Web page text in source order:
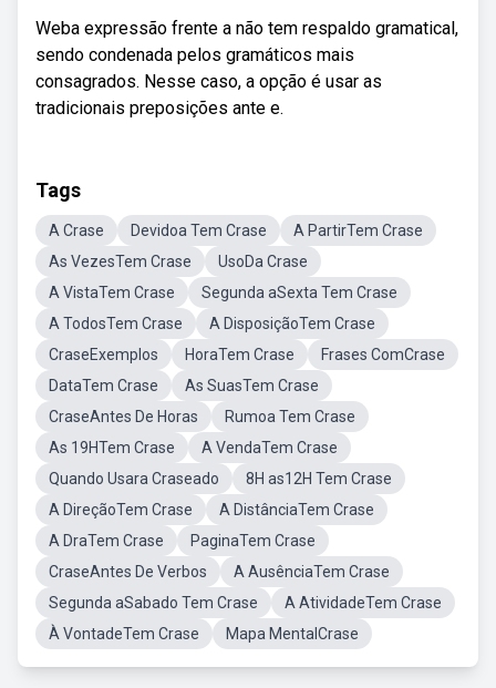
Weba expressão frente a não tem respaldo gramatical,
sendo condenada pelos gramáticos mais
consagrados. Nesse caso, a opção é usar as
tradicionais preposições ante e.
Tags
A Crase Devidoa Tem Crase
A PartirTem Crase
As VezesTem Crase
UsoDa Crase
A VistaTem Crase
Segunda aSexta Tem Crase
A TodosTem Crase
A DisposiçãoTem Crase
CraseExemplos
HoraTem Crase
Frases ComCrase
DataTem Crase
As SuasTem Crase
CraseAntes De Horas
Rumoa Tem Crase
As 19HTem Crase
A VendaTem Crase
Quando Usara Craseado
8H as12H Tem Crase
A DireçãoTem Crase
A DistânciaTem Crase
A DraTem Crase
PaginaTem Crase
CraseAntes De Verbos
A AusênciaTem Crase
Segunda aSabado Tem Crase
A AtividadeTem Crase
À VontadeTem Crase
Mapa MentalCrase